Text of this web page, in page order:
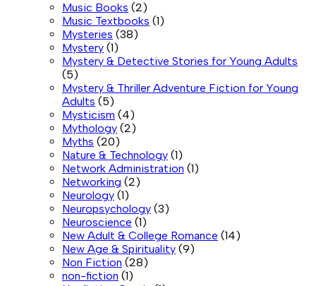
Music Books (2)
Music Textbooks (1)
Mysteries (38)
Mystery (1)
Mystery & Detective Stories for Young Adults
(5)
Mystery & Thriller Adventure Fiction for Young
Adults (5)
Mysticism (4)
Mythology (2)
Myths (20)
Nature & Technology (1)
Network Administration (1)
Networking (2)
Neurology (1)
Neuropsychology (3)
Neuroscience (1)
New Adult & College Romance (14)
New Age & Spirituality (9)
Non Fiction (28)
non-fiction (1)